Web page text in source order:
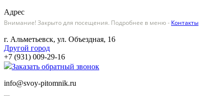
Адрес
Внимание! Закрыто для посещения. Подробнее в меню - Контакты
г. Альметьевск, ул. Объездная, 16
Другой город
+7 (931) 009-29-16
Заказать обратный звонок
info@svoy-pitomnik.ru